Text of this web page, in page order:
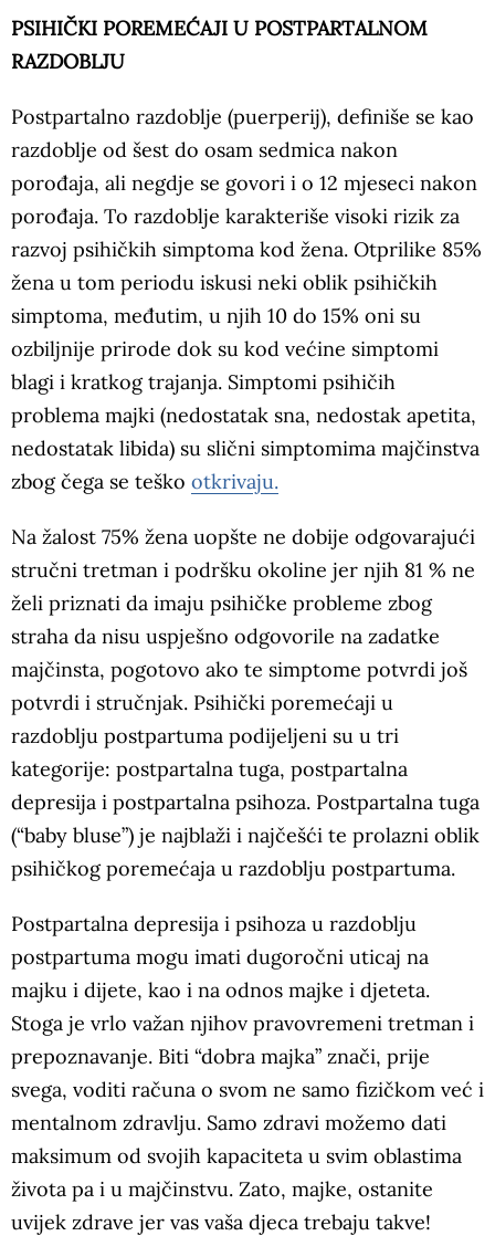
PSIHIČKI POREMEĆAJI U POSTPARTALNOM
RAZDOBLJU
Postpartalno razdoblje (puerperij), definiše se kao
razdoblje od šest do osam sedmica nakon
porođaja, ali negdje se govori i o 12 mjeseci nakon
porođaja. To razdoblje karakteriše visoki rizik za
razvoj psihičkih simptoma kod žena. Otprilike 85%
žena u tom periodu iskusi neki oblik psihičkih
simptoma, međutim, u njih 10 do 15% oni su
ozbiljnije prirode dok su kod većine simptomi
blagi i kratkog trajanja. Simptomi psihičih
problema majki (nedostatak sna, nedostak apetita,
nedostatak libida) su slični simptomima majčinstva
zbog čega se teško otkrivaju.
Na žalost 75% žena uopšte ne dobije odgovarajući
stručni tretman i podršku okoline jer njih 81 % ne
želi priznati da imaju psihičke probleme zbog
straha da nisu uspješno odgovorile na zadatke
majčinsta, pogotovo ako te simptome potvrdi još
potvrdi i stručnjak. Psihički poremećaji u
razdoblju postpartuma podijeljeni su u tri
kategorije: postpartalna tuga, postpartalna
depresija i postpartalna psihoza. Postpartalna tuga
(“baby bluse”) je najblaži i najčešći te prolazni oblik
psihičkog poremećaja u razdoblju postpartuma.
Postpartalna depresija i psihoza u razdoblju
postpartuma mogu imati dugoročni uticaj na
majku i dijete, kao i na odnos majke i djeteta.
Stoga je vrlo važan njihov pravovremeni tretman i
prepoznavanje. Biti “dobra majka” znači, prije
svega, voditi računa o svom ne samo fizičkom već i
mentalnom zdravlju. Samo zdravi možemo dati
maksimum od svojih kapaciteta u svim oblastima
života pa i u majčinstvu. Zato, majke, ostanite
uvijek zdrave jer vas vaša djeca trebaju takve!